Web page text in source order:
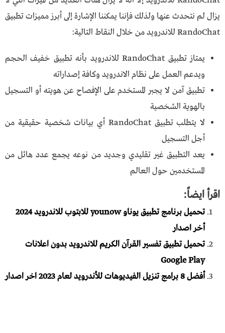
يزال لم نتحدث عنها ولذلك فإننا يمكننا الإشارة إلى أبرز مميزات تطبيق
RandoChat للاندرويد من خلال النقاط التالية:
يمتاز تطبيق RandoChat للاندرويد بأنه تطبيق خفيف الحجم
ويدعم العمل على نظام الاندرويد وكافة إصداراته
تطبيق آمن لا يجبر المستخدم على الإفصاح عن هويته أو التسجيل
بالهوية الشخصية
لا يتطلب تطبيق RandoChat أي بيانات شخصية حقيقية من
أجل التسجيل
يعد التطبيق غير تقليدي وجديد من نوعه يجمع عدد هائل من
المستخدمين حول العالم
اقرأ ايضاً:
تحميل برنامج تطبيق يوناو younow للابتوب للاندرويد 2024
أخر اصدار
تحميل تطبيق تفسير القرآن الكريم للاندرويد بدون اعلانات
Google Play
أفضل 8 برامج تنزيل الفيديوهات للأندرويد لعام 2023 اخر اصدار